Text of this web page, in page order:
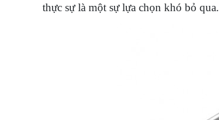
thực sự là một sự lựa chọn khó bỏ qua.